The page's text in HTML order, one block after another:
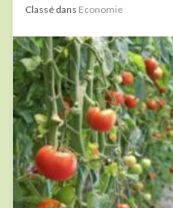
Classé dans Economie